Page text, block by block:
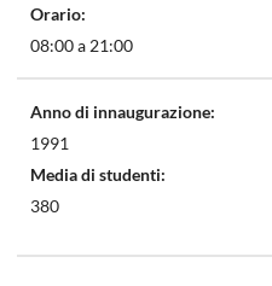
Orario:
08:00 a 21:00
Anno di innaugurazione:
1991
Media di studenti:
380